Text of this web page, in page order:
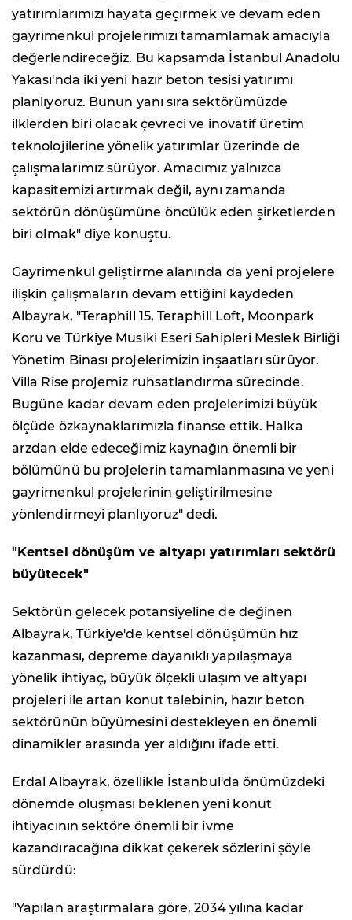
yatırımlarımızı hayata geçirmek ve devam eden
gayrimenkul projelerimizi tamamlamak amacıyla
değerlendireceğiz. Bu kapsamda İstanbul Anadolu
Yakası'nda iki yeni hazır beton tesisi yatırımı
planlıyoruz. Bunun yanı sıra sektörümüzde
ilklerden biri olacak çevreci ve inovatif üretim
teknolojilerine yönelik yatırımlar üzerinde de
çalışmalarımız sürüyor. Amacımız yalnızca
kapasitemizi artırmak değil, aynı zamanda
sektörün dönüşümüne öncülük eden şirketlerden
biri olmak" diye konuştu.
Gayrimenkul geliştirme alanında da yeni projelere
ilişkin çalışmaların devam ettiğini kaydeden
Albayrak, "Teraphill 15, Teraphill Loft, Moonpark
Koru ve Türkiye Musiki Eseri Sahipleri Meslek Birliği
Yönetim Binası projelerimizin inşaatları sürüyor.
Villa Rise projemiz ruhsatlandırma sürecinde.
Bugüne kadar devam eden projelerimizi büyük
ölçüde özkaynaklarımızla finanse ettik. Halka
arzdan elde edeceğimiz kaynağın önemli bir
bölümünü bu projelerin tamamlanmasına ve yeni
gayrimenkul projelerinin geliştirilmesine
yönlendirmeyi planlıyoruz" dedi.
"Kentsel dönüşüm ve altyapı yatırımları sektörü
büyütecek"
Sektörün gelecek potansiyeline de değinen
Albayrak, Türkiye'de kentsel dönüşümün hız
kazanması, depreme dayanıklı yapılaşmaya
yönelik ihtiyaç, büyük ölçekli ulaşım ve altyapı
projeleri ile artan konut talebinin, hazır beton
sektörünün büyümesini destekleyen en önemli
dinamikler arasında yer aldığını ifade etti.
Erdal Albayrak, özellikle İstanbul'da önümüzdeki
dönemde oluşması beklenen yeni konut
ihtiyacının sektöre önemli bir ivme
kazandıracağına dikkat çekerek sözlerini şöyle
sürdürdü:
"Yapılan araştırmalara göre, 2034 yılına kadar